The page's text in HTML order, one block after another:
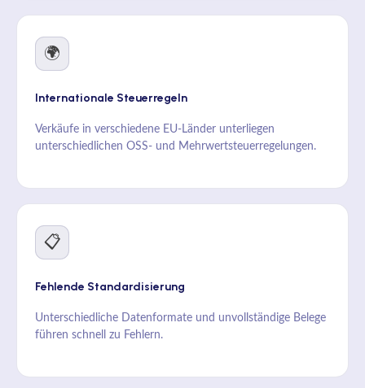
🌍
Internationale Steuerregeln
Verkäufe in verschiedene EU-Länder unterliegen
unterschiedlichen OSS- und Mehrwertsteuerregelungen.
📋
Fehlende Standardisierung
Unterschiedliche Datenformate und unvollständige Belege
führen schnell zu Fehlern.